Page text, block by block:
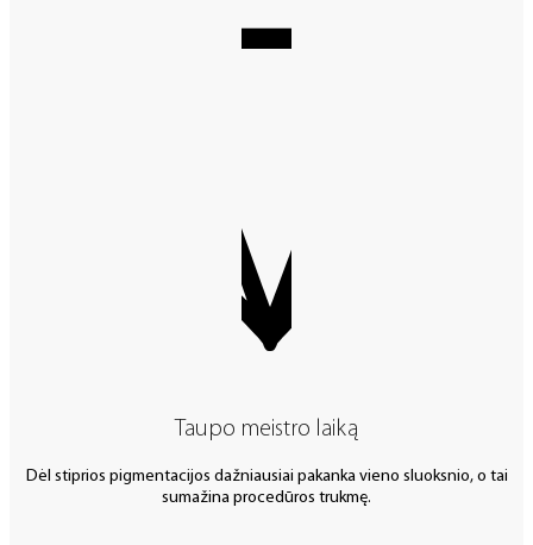
Taupo meistro laiką
Dėl stiprios pigmentacijos dažniausiai pakanka vieno sluoksnio, o tai
sumažina procedūros trukmę.